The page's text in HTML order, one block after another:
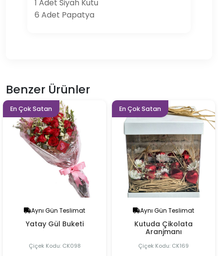
1 Adet Siyah Kutu
6 Adet Papatya
Benzer Ürünler
En Çok Satan
Aynı Gün Teslimat
Yatay Gül Buketi
Çiçek Kodu: CK098
En Çok Satan
Aynı Gün Teslimat
Kutuda Çikolata
Aranjmanı
Çiçek Kodu: CK169